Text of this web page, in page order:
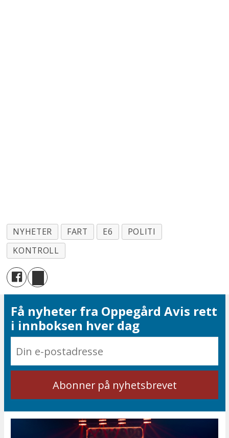
NYHETER FART E6
POLITI
KONTROLL
Få nyheter fra Oppegård Avis rett
i innboksen hver dag